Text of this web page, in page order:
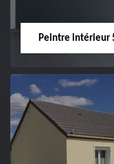
Peintre intérieur
Peintre